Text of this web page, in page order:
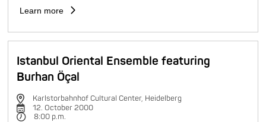
Learn more
Istanbul Oriental Ensemble featuring
Burhan Öçal
Karlstorbahnhof Cultural Center, Heidelberg
12. October 2000
8:00 p.m.